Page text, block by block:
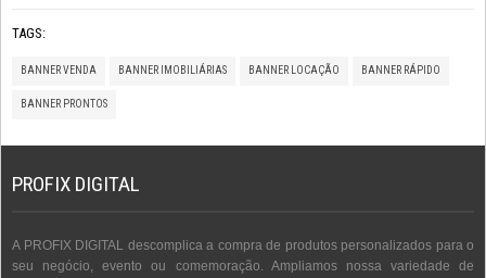
TAGS:
BANNER VENDA BANNER IMOBILIÁRIAS BANNER LOCAÇÃO BANNER RÁPIDO
BANNER PRONTOS
PROFIX DIGITAL
A PROFIX DIGITAL descomplica a compra de produtos personalizados para o
seu negócio, evento ou comemoração. Ampliamos nossa variedade de